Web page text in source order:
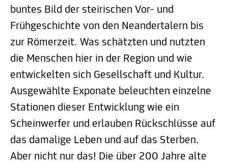
buntes Bild der steirischen Vor- und
Frühgeschichte von den Neandertalern bis
zur Römerzeit. Was schätzten und nutzten
die Menschen hier in der Region und wie
entwickelten sich Gesellschaft und Kultur.
Ausgewählte Exponate beleuchten einzelne
Stationen dieser Entwicklung wie ein
Scheinwerfer und erlauben Rückschlüsse auf
das damalige Leben und auf das Sterben.
Aber nicht nur das! Die über 200 Jahre alte